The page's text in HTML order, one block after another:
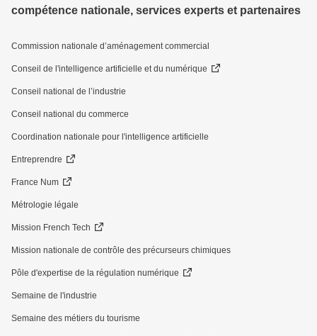
compétence nationale, services experts et partenaires
Commission nationale d’aménagement commercial
Conseil de l'intelligence artificielle et du numérique
Conseil national de l’industrie
Conseil national du commerce
Coordination nationale pour l'intelligence artificielle
Entreprendre
France Num
Métrologie légale
Mission French Tech
Mission nationale de contrôle des précurseurs chimiques
Pôle d'expertise de la régulation numérique
Semaine de l'industrie
Semaine des métiers du tourisme